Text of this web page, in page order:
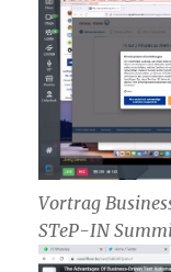
Vortrag
STeP-IN